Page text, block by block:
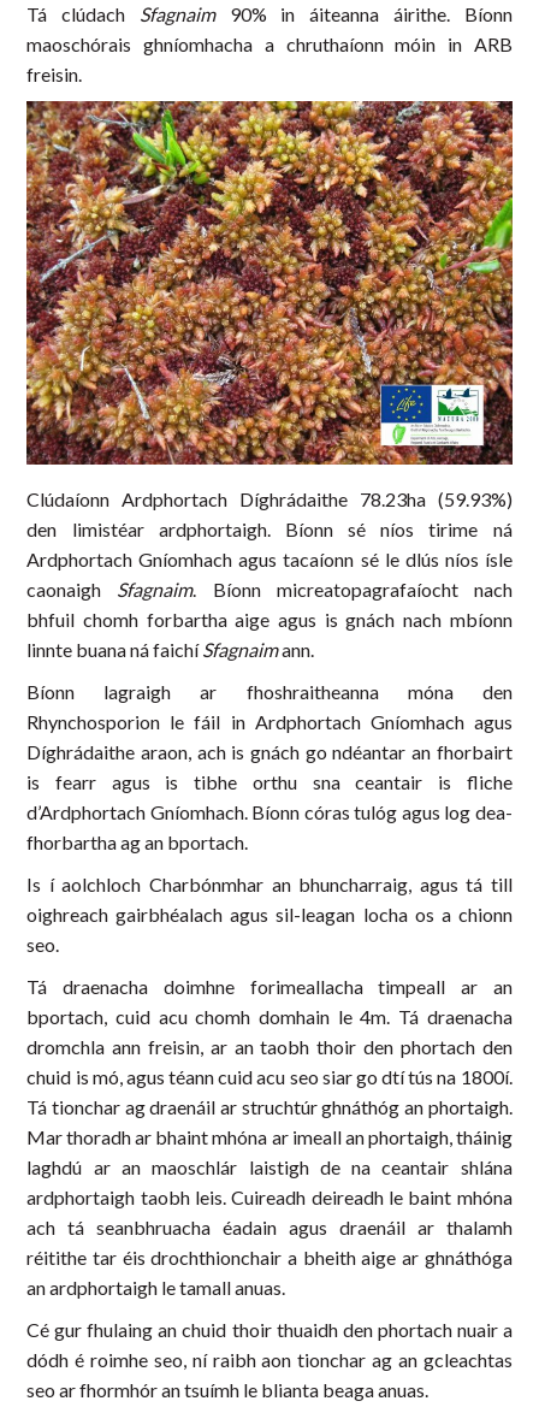
Tá clúdach Sfagnaim90% in áiteanna áirithe. Bíonn
maoschórais ghníomhacha a chruthaíonn móin in ARB
freisin.
Clúdaíonn Ardphortach Díghrádaithe 78.23ha (59.93%)
den limistéar ardphortaigh. Bíonn sé níos tirime ná
Ardphortach Gníomhach agus tacaíonn sé le dlús níos ísle
caonaigh Sfagnaim. Bíonn micreatopagrafaíocht nach
bhfuil chomh forbartha aige agus is gnách nach mbíonn
linnte buana ná faichíSfagnaimann.
Bíonn lagraigh ar fhoshraitheanna móna den
Rhynchosporion le fáil in Ardphortach Gníomhach agus
Díghrádaithe araon, ach is gnách go ndéantar an fhorbairt
is fearr agus is tibhe orthu sna ceantair is fliche
d’Ardphortach Gníomhach. Bíonn córas tulóg agus log dea-
fhorbartha ag an bportach.
Is í aolchloch Charbónmhar an bhuncharraig, agus tá till
oighreach gairbhéalach agus sil-leagan locha os a chionn
seo.
Tá draenacha doimhne forimeallacha timpeall ar an
bportach, cuid acu chomh domhain le 4m. Tá draenacha
dromchla ann freisin, ar an taobh thoir den phortach den
chuid is mó, agus téann cuid acu seo siar go dtí tús na 1800í.
Tá tionchar ag draenáil ar struchtúr ghnáthóg an phortaigh.
Mar thoradh ar bhaint mhóna ar imeall an phortaigh, tháinig
laghdú ar an maoschlár laistigh de na ceantair shlána
ardphortaigh taobh leis. Cuireadh deireadh le baint mhóna
ach tá seanbhruacha éadain agus draenáil ar thalamh
réitithe tar éis drochthionchair a bheith aige ar ghnáthóga
an ardphortaigh le tamall anuas.
Cé gur fhulaing an chuid thoir thuaidh den phortach nuair a
dódh é roimhe seo, ní raibh aon tionchar ag an gcleachtas
seo ar fhormhór an tsuímh le blianta beaga anuas.